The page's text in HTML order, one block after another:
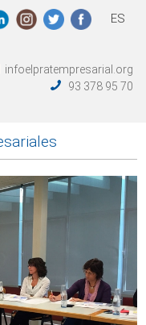
ES
infoelpratempresarial.org
93 378 95 70